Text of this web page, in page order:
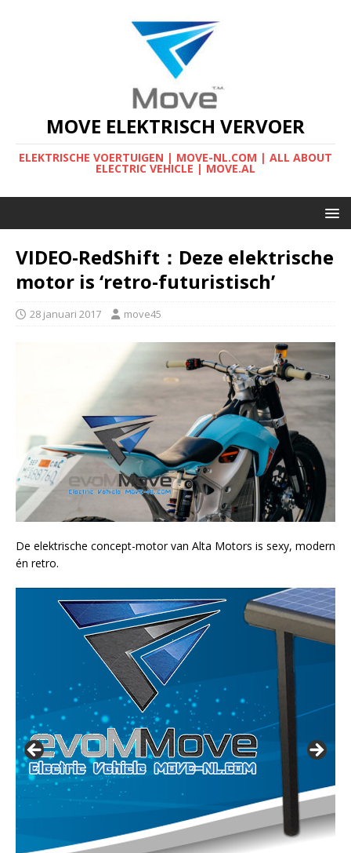
MOVE ELEKTRISCH VERVOER
ELEKTRISCHE VOERTUIGEN | MOVE-NL.COM | ALL ABOUT
ELECTRIC VEHICLE | MOVE.AL
VIDEO-RedShift：Deze elektrische
motor is ‘retro-futuristisch’
28 januari 2017 move45
De elektrische concept-motor van Alta Motors is sexy, modern
én retro.